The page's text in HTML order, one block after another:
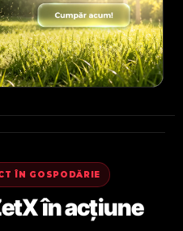
ÎN GOSPODĂRIE
în acțiune